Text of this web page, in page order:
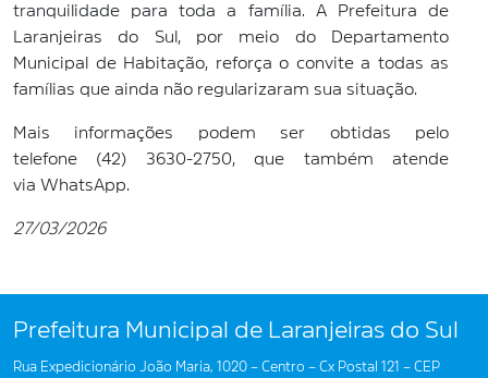
tranquilidade para toda a família. A Prefeitura de
Laranjeiras do Sul, por meio do Departamento
Municipal de Habitação, reforça o convite a todas as
famílias que ainda não regularizaram sua situação.
Mais informações podem ser obtidas pelo
telefone (42) 3630-2750, que também atende
via WhatsApp.
27/03/2026
Prefeitura Municipal de Laranjeiras do Sul
Rua Expedicionário João Maria, 1020 – Centro – Cx Postal 121 – CEP